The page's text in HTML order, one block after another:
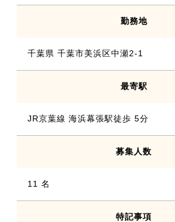
勤務地
千葉県 千葉市美浜区中瀬2-1
最寄駅
JR京葉線 海浜幕張駅徒歩 5分
募集人数
11 名
特記事項